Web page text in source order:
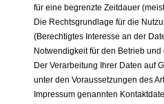
für eine begrenzte Zeitdauer
Die Rechtsgrundlage für die
(Berechtigtes Interesse an der
Notwendigkeit für den Betrieb
Der Verarbeitung Ihrer Daten auf
unter den Voraussetzungen des
Impressum genannten